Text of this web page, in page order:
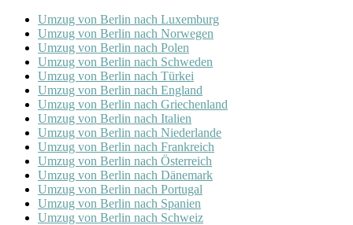
Umzug von Berlin nach Luxemburg
Umzug von Berlin nach Norwegen
Umzug von Berlin nach Polen
Umzug von Berlin nach Schweden
Umzug von Berlin nach Türkei
Umzug von Berlin nach England
Umzug von Berlin nach Griechenland
Umzug von Berlin nach Italien
Umzug von Berlin nach Niederlande
Umzug von Berlin nach Frankreich
Umzug von Berlin nach Österreich
Umzug von Berlin nach Dänemark
Umzug von Berlin nach Portugal
Umzug von Berlin nach Spanien
Umzug von Berlin nach Schweiz